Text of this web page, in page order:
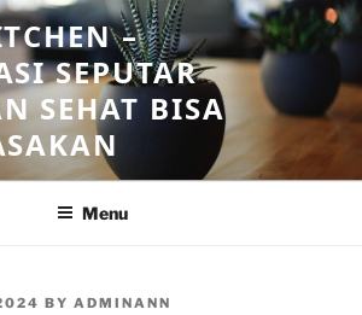
–
SEPUTAR
SEHAT BISA
Menu
BY ADMINANN